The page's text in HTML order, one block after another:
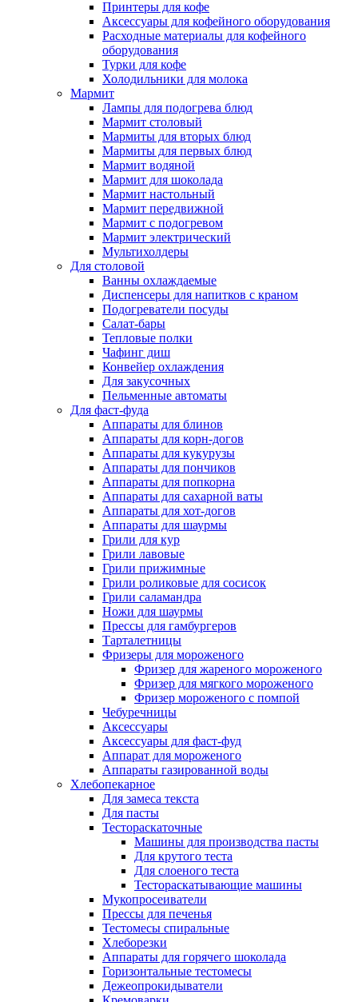
Принтеры для кофе
Аксессуары для кофейного оборудования
Расходные материалы для кофейного
оборудования
Турки для кофе
Холодильники для молока
Мармит
Лампы для подогрева блюд
Мармит столовый
Мармиты для вторых блюд
Мармиты для первых блюд
Мармит водяной
Мармит для шоколада
Мармит настольный
Мармит передвижной
Мармит с подогревом
Мармит электрический
Мультихолдеры
Для столовой
Ванны охлаждаемые
Диспенсеры для напитков с краном
Подогреватели посуды
Салат-бары
Тепловые полки
Чафинг диш
Конвейер охлаждения
Для закусочных
Пельменные автоматы
Для фаст-фуда
Аппараты для блинов
Аппараты для корн-догов
Аппараты для кукурузы
Аппараты для пончиков
Аппараты для попкорна
Аппараты для сахарной ваты
Аппараты для хот-догов
Аппараты для шаурмы
Грили для кур
Грили лавовые
Грили прижимные
Грили роликовые для сосисок
Грили саламандра
Ножи для шаурмы
Прессы для гамбургеров
Тарталетницы
Фризеры для мороженого
Фризер для жареного мороженого
Фризер для мягкого мороженого
Фризер мороженого с помпой
Чебуречницы
Аксессуары
Аксессуары для фаст-фуд
Аппарат для мороженого
Аппараты газированной воды
Хлебопекарное
Для замеса текста
Для пасты
Тестораскаточные
Машины для производства пасты
Для крутого теста
Для слоеного теста
Тестораскатывающие машины
Мукопросеиватели
Прессы для печенья
Тестомесы спиральные
Хлеборезки
Аппараты для горячего шоколада
Горизонтальные тестомесы
Дежеопрокидыватели